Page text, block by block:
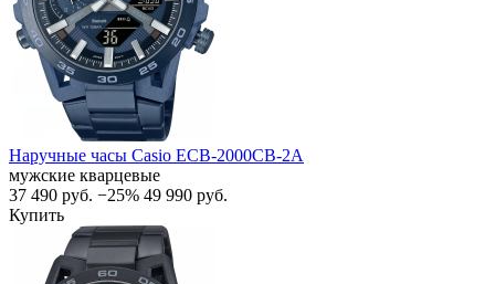
Наручные часы Casio ECB-2000CB-2A
мужские кварцевые
37 490 руб. −25% 49 990 руб.
Купить